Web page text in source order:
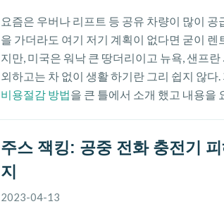
요즘은 우버나 리프트 등 공유 차량이 많이
을 가더라도 여기 저기 계획이 없다면 굳이
지만, 미국은 워낙 큰 땅더리이고 뉴욕, 샌프
외하고는 차 없이 생활 하기란 그리 쉽지 않다
비용절감 방법을 큰 틀에서 소개 했고 내용을
주스 잭킹: 공중 전화 충전기
지
2023-04-13